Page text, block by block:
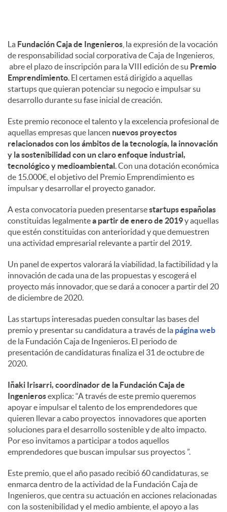
n
t
e
n
i
d
o
s
La Fundación Caja de Ingenieros , la expresión de la vocación
de responsabilidad social corporativa de Caja de Ingenieros,
abre el plazo de inscripción para la VIII edición de su Premio
Emprendimiento. El certamen está dirigido a aquellas
startups que quieran potenciar su negocio e impulsar su
desarrollo durante su fase inicial de creación.
Este premio reconoce el talento y la excelencia profesional de
aquellas empresas que lancen nuevos proyectos
relacionados con los ámbitos de la tecnología, la innovación
y la sostenibilidad con un claro enfoque industrial,
tecnológico y medioambiental. Con una dotación económica
de 15.000€, el objetivo del Premio Emprendimiento es
impulsar y desarrollar el proyecto ganador.
A esta convocatoria pueden presentarsestartups españolas
constituidas legalmentea partir de enero de 2019y aquellas
que estén constituidas con anterioridad y que demuestren
una actividad empresarial relevante a partir del 2019.
Un panel de expertos valorará la viabilidad, la factibilidad y la
innovación de cada una de las propuestas y escogerá el
proyecto más innovador, que se dará a conocer a partir del 20
de diciembre de 2020.
Las startups interesadas pueden consultar las bases del
premio y presentar su candidatura a través de la página web
de la Fundación Caja de Ingenieros. El periodo de
presentación de candidaturas finaliza el 31 de octubre de
2020.
Iñaki Irisarri, coordinador de la Fundación Caja de
Ingenierosexplica: “A través de este premio queremos
apoyar e impulsar el talento de los emprendedores que
quieren llevar a cabo proyectos innovadores que aporten
soluciones para el desarrollo sostenible y de alto impacto.
Por eso invitamos a participar a todos aquellos
emprendedores que buscan impulsar sus proyectos ”.
Este premio, que el año pasado recibió 60 candidaturas, se
enmarca dentro de la actividad de la Fundación Caja de
Ingenieros, que centra su actuación en acciones relacionadas
con la sostenibilidad y el medio ambiente, el apoyo a las